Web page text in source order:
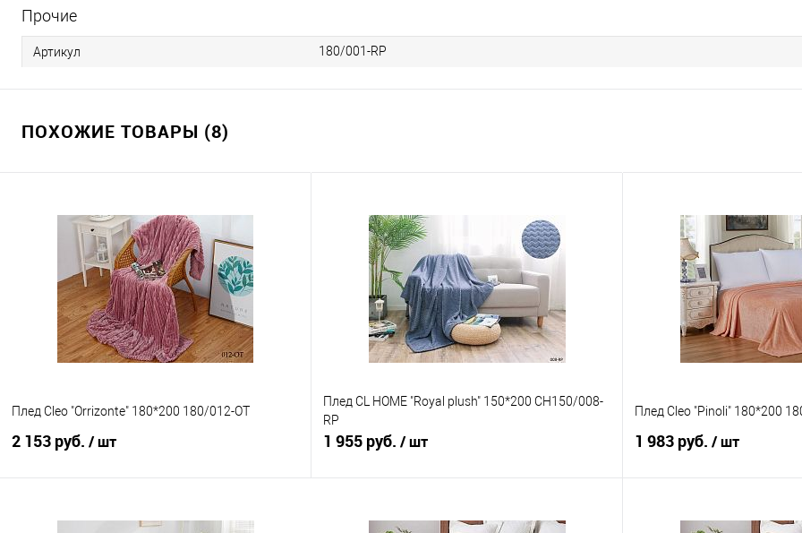
Прочие
Артикул 180/001-RP
ПОХОЖИЕ ТОВАРЫ (8)
Плед Cleo "Orrizonte" 180*200 180/012-OT
2 153 руб. / шт
Плед CL HOME "Royal plush" 150*200 CH150/008-
RP
1 955 руб. / шт
Плед Cleo "Pinoli" 180*200
1 983 руб. / шт